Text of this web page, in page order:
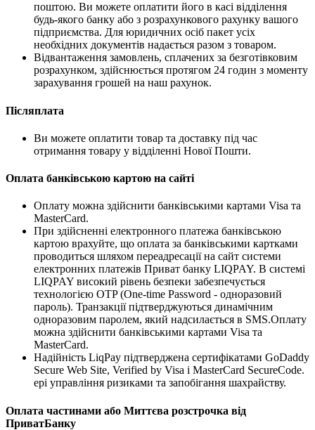
поштою. Ви можете оплатити його в касі відділення
будь-якого банку або з розрахункового рахунку вашого
підприємства. Для юридичних осіб пакет усіх
необхідних документів надається разом з товаром.
Відвантаження замовлень, сплачених за безготівковим
розрахунком, здійснюється протягом 24 годин з моменту
зарахування грошей на наш рахунок.
Післяплата
Ви можете оплатити товар та доставку під час
отримання товару у відділенні Нової Пошти.
Оплата банківською картою на сайті
Оплату можна здійснити банківськими картами Visa та
MasterCard.
При здійсненні електронного платежа банківською
картою врахуйте, що оплата за банківськими картками
проводиться шляхом переадресації на сайт системи
електронних платежів Приват банку LIQPAY. В системі
LIQPAY високий рівень безпеки забезпечується
технологією OTP (One-time Password - одноразовий
пароль). Транзакції підтверджуються динамічним
одноразовим паролем, який надсилається в SMS.Оплату
можна здійснити банківськими картами Visa та
MasterCard.
Надійність LiqPay підтверджена сертифікатами GoDaddy
Secure Web Site, Verified by Visa і MasterCard SecureCode.
ері управління ризиками та запобігання шахрайству.
Оплата частинами або Миттєва розстрочка від
ПриватБанку